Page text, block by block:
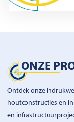
ONZE
Ontdek onze
houtconstructies en
en